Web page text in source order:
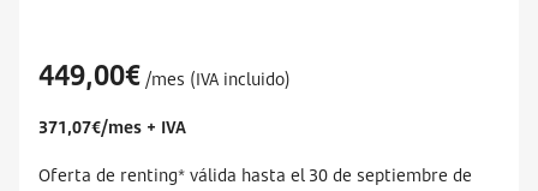
449,00€ /mes (IVA incluido)
371,07€/mes + IVA
Oferta de renting* válida hasta el 30 de septiembre de